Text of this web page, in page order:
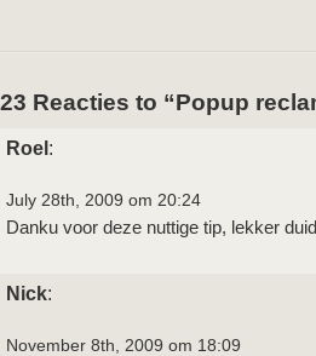
23 Reacties to “Popup
Roel:
July 28th, 2009 om 20:24
Danku voor deze nuttige tip, lekker
Nick:
November 8th, 2009 om 18:09